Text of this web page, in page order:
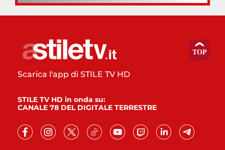
Scarica l'app di STILE TV HD
STILE TV HD in onda su:
CANALE 78 DEL DIGITALE TERRESTRE